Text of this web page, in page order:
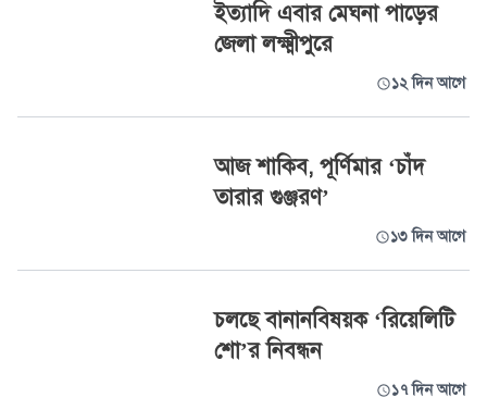
ইত্যাদি এবার মেঘনা পাড়ের
জেলা লক্ষ্মীপুরে
১২ দিন আগে
আজ শাকিব, পূর্ণিমার ‘চাঁদ
তারার গুঞ্জরণ’
১৩ দিন আগে
চলছে বানানবিষয়ক ‘রিয়েলিটি
শো’র নিবন্ধন
১৭ দিন আগে